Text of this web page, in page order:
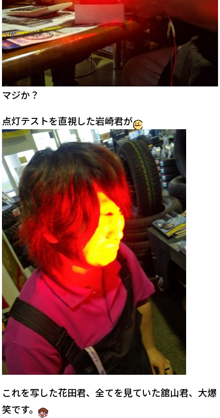
マジか？
点灯テストを直視した岩崎君が
これを写した花田君、全てを見ていた舘山君、大爆
笑です。